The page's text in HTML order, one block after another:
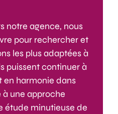
notre agence, nous
pour rechercher et
les plus adaptées à
puissent continuer à
en harmonie dans
une approche
étude minutieuse de